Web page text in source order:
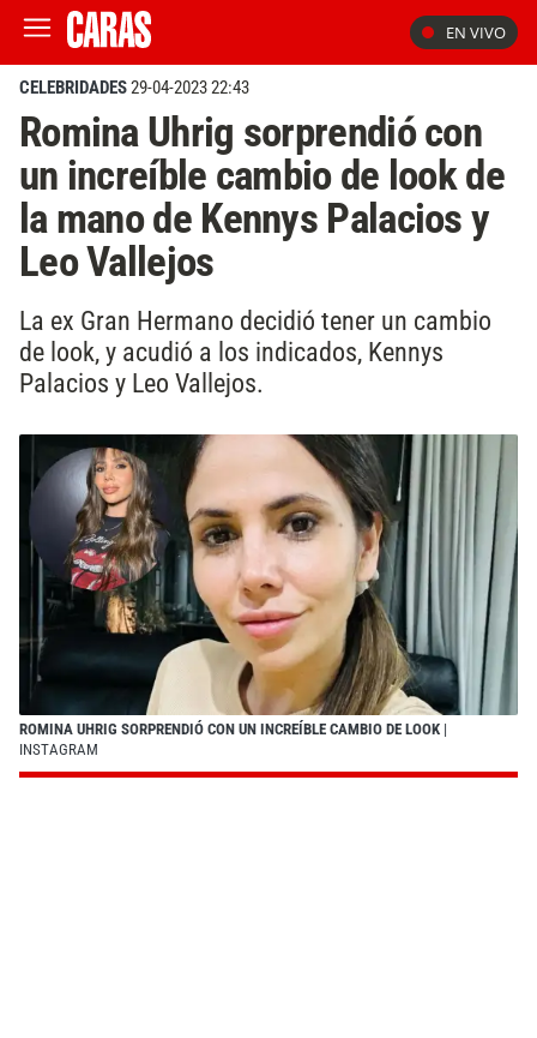
EN VIVO
CELEBRIDADES29-04-2023 22:43
Romina Uhrig sorprendió con
un increíble cambio de look de
la mano de Kennys Palacios y
Leo Vallejos
La ex Gran Hermano decidió tener un cambio
de look, y acudió a los indicados, Kennys
Palacios y Leo Vallejos.
ROMINA UHRIG SORPRENDIÓ CON UN INCREÍBLE CAMBIO DE LOOK |
INSTAGRAM